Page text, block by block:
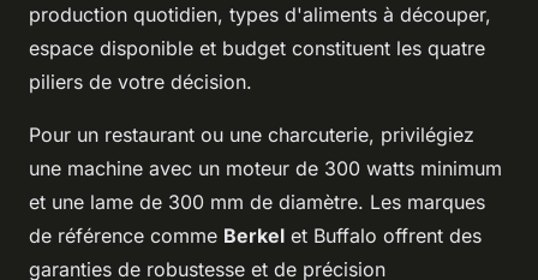
production quotidien, types d'aliments à découper,
espace disponible et budget constituent les quatre
piliers de votre décision.
Pour un restaurant ou une charcuterie, privilégiez
une machine avec un moteur de 300 watts minimum
et une lame de 300 mm de diamètre. Les marques
de référence comme Berkel et Buffalo offrent des
garanties de robustesse et de précision